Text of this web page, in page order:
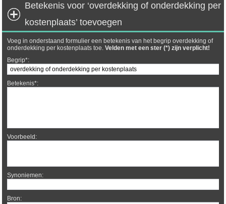
Betekenis voor ‘overdekking of onderdekking per
kostenplaats’ toevoegen
Voeg in onderstaand formulier een betekenis van het begrip overdekking of
onderdekking per kostenplaats toe.Velden met een ster (*) zijn verplicht!
Begrip*:
Betekenis*:
Voorbeeld:
Synoniemen:
Bron: